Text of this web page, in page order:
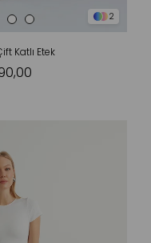
2
Katlı Etek